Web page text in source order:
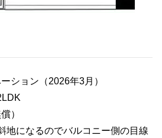
ション（2026年3月）
）
地になるのでバルコニー側の目線